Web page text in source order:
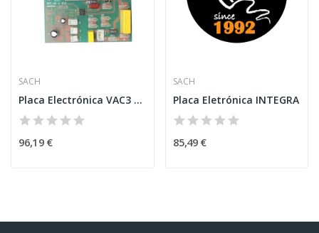
SACH
Placa Electrónica VAC3 DYNAMIC
96,19 €
SACH
Placa Eletrónica INTEGRA
85,49 €